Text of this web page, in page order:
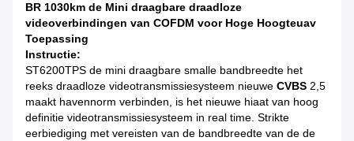
BR 1030km de Mini draagbare draadloze
videoverbindingen van COFDM voor Hoge Hoogteuav
Toepassing
Instructie:
ST6200TPS de mini draagbare smalle bandbreedte het
reeks draadloze videotransmissiesysteem nieuwe CVBS 2,5
maakt havennorm verbinden, is het nieuwe hiaat van hoog
definitie videotransmissiesysteem in real time. Strikte
eerbiediging met vereisten van de bandbreedte van de de